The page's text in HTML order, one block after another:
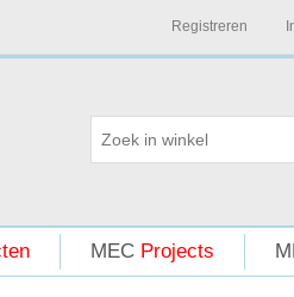
Registreren
MEC Projects